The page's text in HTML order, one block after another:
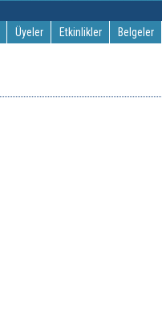
Üyeler Etkinlikler Belgeler